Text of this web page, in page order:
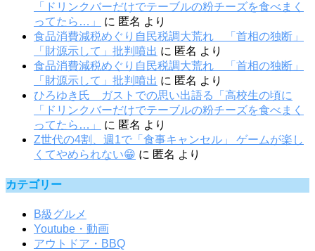
「ドリンクバーだけでテーブルの粉チーズを食べまく
ってたら…」
に 匿名 より
食品消費減税めぐり自民税調大荒れ 「首相の独断」
「財源示して」批判噴出 に 匿名 より
食品消費減税めぐり自民税調大荒れ 「首相の独断」
「財源示して」批判噴出 に 匿名 より
ひろゆき氏 ガストでの思い出語る「高校生の頃に
「ドリンクバーだけでテーブルの粉チーズを食べまく
ってたら…」
に 匿名 より
Z世代の4割、週1で「食事キャンセル」 ゲームが楽し
くてやめられない😁 に 匿名 より
カテゴリー
B級グルメ
Youtube・動画
アウトドア・BBQ